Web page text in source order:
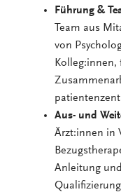
Führung &
Team aus
von
Aus- und
Ärzt:innen in
Anleitung